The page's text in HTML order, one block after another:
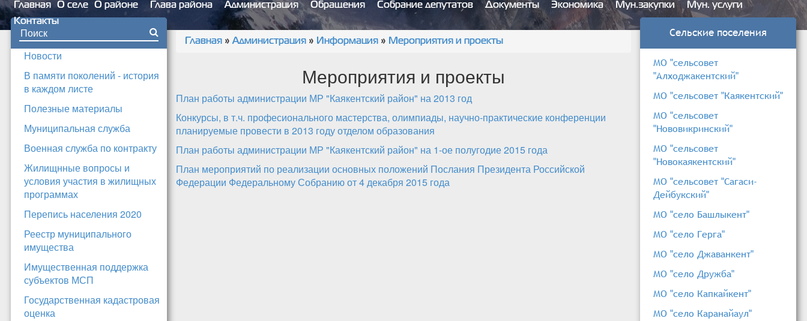
Главная О селе О районе Глава района Администрация Обращения Собрание депутатов Документы Экономика Мун.закупки
Мун. услуги
Контакты
Форма поиска
Новости
В памяти поколений - история
в каждом листе
Полезные материалы
Муниципальная служба
Военная служба по контракту
Жилищнные вопросы и
условия участия в жилищных
программах
Перепись населения 2020
Реестр муниципального
имущества
Имущественная поддержка
субъектов МСП
Государственная кадастровая
оценка
Вы здесь
Главная » Администрация » Информация » Мероприятия и проекты
Мероприятия и проекты
План работы администрации МР "Каякентский район" на 2013 год
Конкурсы, в т.ч. професионального мастерства, олимпиады, научно-практические конференции
планируемые провести в 2013 году отделом образования
План работы администрации МР "Каякентский район" на 1-ое полугодие 2015 года
План мероприятий по реализации основных положений Послания Президента Российской
Федерации Федеральному Собранию от 4 декабря 2015 года
Сельские поселения
МО "сельсовет
"Алходжакентский"
МО "сельсовет "Каякентский"
МО "сельсовет
"Нововикринский"
МО "сельсовет
"Новокаякентский"
МО "сельсовет "Сагаси-
Дейбукский"
МО "село Башлыкент"
МО "село Герга"
МО "село Джаванкент"
МО "село Дружба"
МО "село Капкайкент"
МО "село Каранайаул"